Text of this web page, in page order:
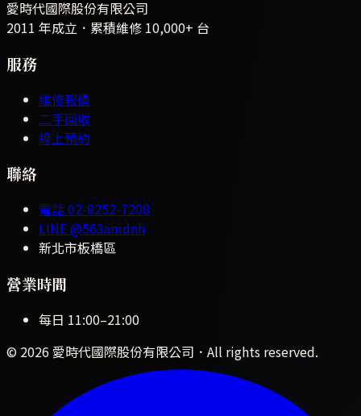
愛時代國際股份有限公司
2011 年成立．累積維修 10,000+ 台
服務
維修報價
二手回收
線上預約
聯絡
電話02-8252-7208
LINE@563amdnh
新北市板橋區
營業時間
每日 11:00–21:00
© 2026 愛時代國際股份有限公司 ．All rights reserved.